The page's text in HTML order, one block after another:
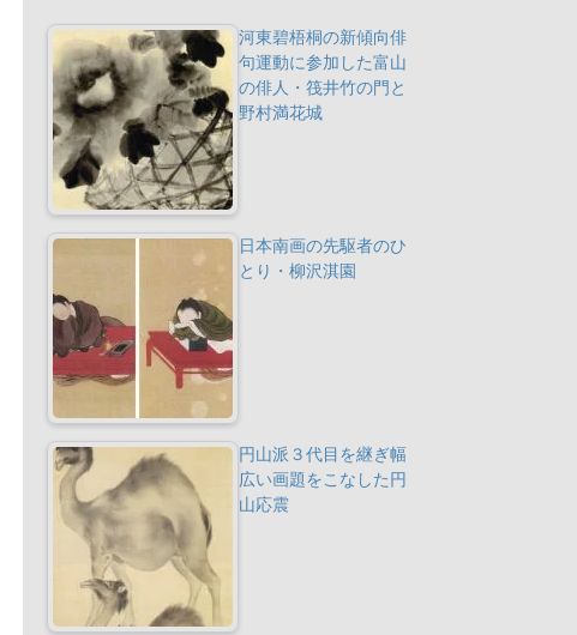
河東碧梧桐の新傾向俳
句運動に参加した富山
の俳人・筏井竹の門と
野村満花城
日本南画の先駆者のひ
とり・柳沢淇園
円山派３代目を継ぎ幅
広い画題をこなした円
山応震